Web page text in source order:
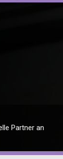
Partner an